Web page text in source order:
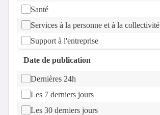
Santé
Services à la personne et à la collectivité
Support à l'entreprise
Date de publication
Dernières 24h
Les 7 derniers jours
Les 30 derniers jours